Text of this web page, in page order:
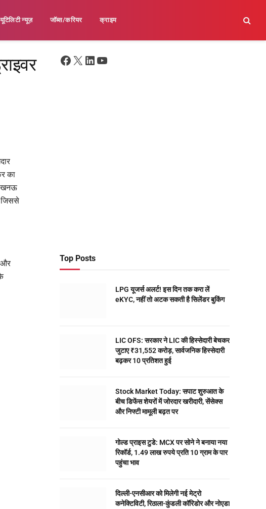
यूटिलिटी न्यूज़ जॉब्स/करियर क्राइम
का
जिससे
और
Facebook
X LinkedIn
YouTube
Top Posts
LPG यूजर्स अलर्ट! इस दिन तक करा लें
eKYC, नहीं तो अटक सकती है सिलेंडर बुकिंग
LIC OFS: सरकार ने LIC की हिस्सेदारी बेचकर
जुटाए ₹31,552 करोड़, सार्वजनिक हिस्सेदारी
बढ़कर 10 प्रतिशत हुई
Stock Market Today: सपाट शुरुआत के
बीच डिफेंस शेयरों में जोरदार खरीदारी, सेंसेक्स
और निफ्टी मामूली बढ़त पर
गोल्ड प्राइस टुडे: MCX पर सोने ने बनाया नया
रिकॉर्ड, 1.49 लाख रुपये प्रति 10 ग्राम के पार
पहुंचा भाव
दिल्ली-एनसीआर को मिलेगी नई मेट्रो
कनेक्टिविटी, रिठाला-कुंडली कॉरिडोर और नोएडा